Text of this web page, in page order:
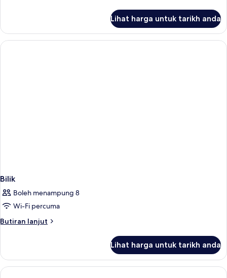
Lihat harga untuk tarikh anda
Bilik
Boleh menampung 8
Wi-Fi percuma
Butiran lanjut
Butiran
Lihat harga untuk tarikh anda